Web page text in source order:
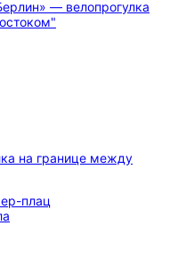
на границе между
плац